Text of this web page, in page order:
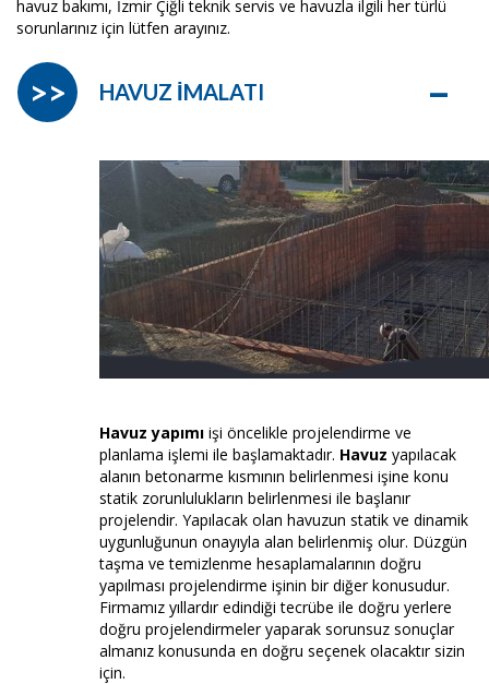
havuz bakımı, İzmir Çiğli teknik servis ve havuzla ilgili her türlü
sorunlarınız için lütfen arayınız.
HAVUZ İMALATI –
>>
Havuz yapımı işi öncelikle projelendirme ve
planlama işlemi ile başlamaktadır. Havuz yapılacak
alanın betonarme kısmının belirlenmesi işine konu
statik zorunlulukların belirlenmesi ile başlanır
projelendir. Yapılacak olan havuzun statik ve dinamik
uygunluğunun onayıyla alan belirlenmiş olur. Düzgün
taşma ve temizlenme hesaplamalarının doğru
yapılması projelendirme işinin bir diğer konusudur.
Firmamız yıllardır edindiği tecrübe ile doğru yerlere
doğru projelendirmeler yaparak sorunsuz sonuçlar
almanız konusunda en doğru seçenek olacaktır sizin
için.